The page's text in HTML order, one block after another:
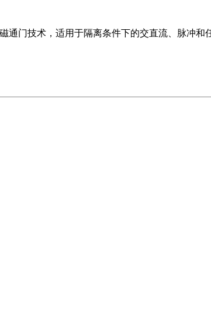
磁通门技术，适用于隔离条件下的交直流、脉冲和